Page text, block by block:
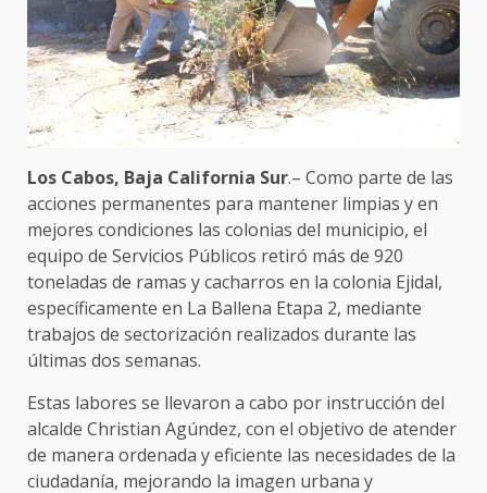
Los Cabos, Baja California Sur.– Como parte de las
acciones permanentes para mantener limpias y en
mejores condiciones las colonias del municipio, el
equipo de Servicios Públicos retiró más de 920
toneladas de ramas y cacharros en la colonia Ejidal,
específicamente en La Ballena Etapa 2, mediante
trabajos de sectorización realizados durante las
últimas dos semanas.
Estas labores se llevaron a cabo por instrucción del
alcalde Christian Agúndez, con el objetivo de atender
de manera ordenada y eficiente las necesidades de la
ciudadanía, mejorando la imagen urbana y